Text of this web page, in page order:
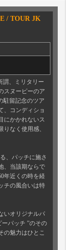
/ TOUR JK
謂、ミリタリー
スヌーピーのア
駐留記念のツア
、コンディショ
にかかれないス
なく使用感、
、パッチに施さ
、当該期ならで
年近くの時を経
チの風合いは特
いオリジナルパ
パッチ ”のその
の魅力はひとこ